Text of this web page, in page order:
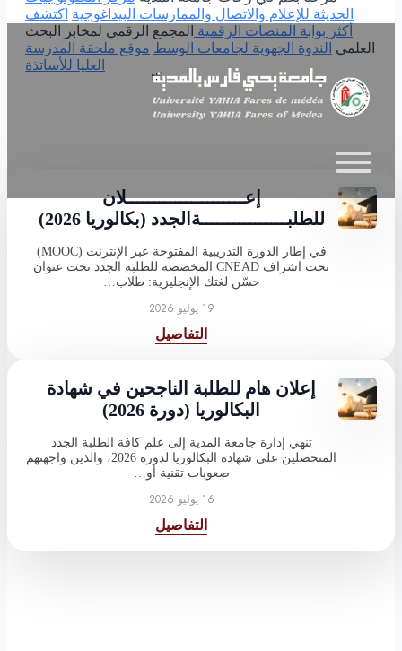
Skip to main content
الحديثة للإعلام والاتصال والممارسات البيداغوجية اكتشف
أكثر بوابة المنصات الرقمية المجمع الرقمي لمخابر البحث
العلمي الندوة الجهوية لجامعات الوسط موقع ملحقة المدرسة
العليا للأساتذة
إعــــــــــــــــــــــلان
للطلبــــــــــــــــةالجدد (بكالوريا 2026)
19 يوليو 2026
في إطار الدورة التدريبية المفتوحة عبر الإنترنت (MOOC)
تحت اشراف CNEAD المخصصة للطلبة الجدد تحت عنوان
حسّن لغتك الإنجليزية: طلاب…
التفاصيل
إعلان هام للطلبة الناجحين في شهادة
البكالوريا (دورة 2026)
16 يوليو 2026
تنهي إدارة جامعة المدية إلى علم كافة الطلبة الجدد
المتحصلين على شهادة البكالوريا لدورة 2026، والذين واجهتهم
صعوبات تقنية أو…
التفاصيل